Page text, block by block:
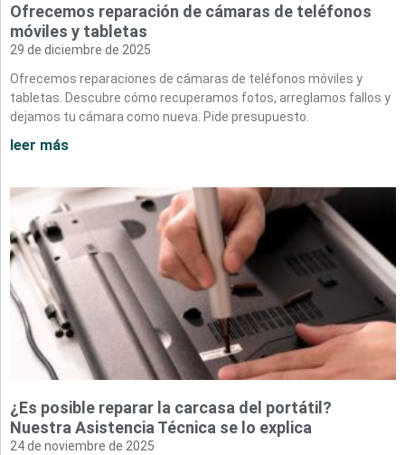
Ofrecemos reparación de cámaras de teléfonos
móviles y tabletas
29 de diciembre de 2025
Ofrecemos reparaciones de cámaras de teléfonos móviles y
tabletas. Descubre cómo recuperamos fotos, arreglamos fallos y
dejamos tu cámara como nueva. Pide presupuesto.
leer más
¿Es posible reparar la carcasa del portátil?
Nuestra Asistencia Técnica se lo explica
24 de noviembre de 2025